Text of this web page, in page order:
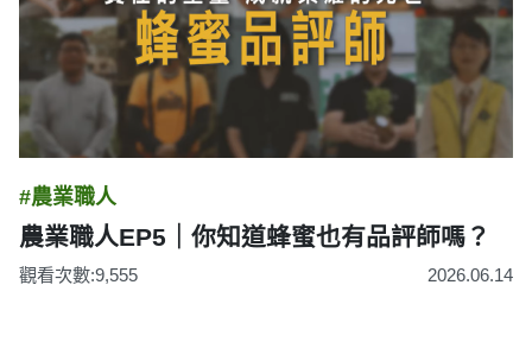
#農業職人
農業職人EP5｜你知道蜂蜜也有品評師嗎？
觀看次數:9,555 2026.06.14